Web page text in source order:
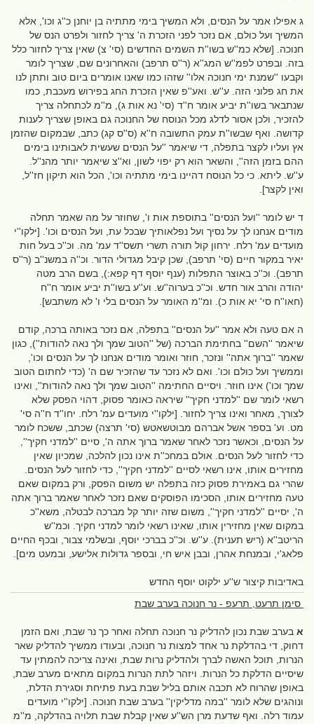
ג אפילו אמר על הנסים, ולא המשיך בימי מתתיה בן יוחנן כ''ג וכו', אלא
המשיך ועל כולם, אם נזכר לפני הזכרת ה' צריך לחזור ולפרט הנס של
חנוכה. [שלא כמ''ש בשו''ת השמים החדשים (סי' צ) שאין צריך לחזור כלל
בזה. ובפרט לפמ''ש המג''א (ר''ס תרפב) והאחרונים שם, שצריך לומר
וקבעו ''שמנת ימי חנוכה אלו'' שזהו כמו שאנו אומרים ביום טוב ותתן לנו
את חג פלוני הזה. ע''ש. ואע''פ שאין הזכרת החג בפירוש מעכבת, כמו
שנתבאר בשו''ת יביע אומר ח''ד (סי' נא אות ג), מ''מ לכתחלה צריך
להזכיר, ולכן אסור לדלג מכל הנוסח של החנוכה גם באופן שצריך לענות
קדושה. ואף שבשו''ת עמק התשובה ח''א (ס''ס קג) כתב, שבמקום שהזמן
אץ ועליו לקצר בתפלה, די שיאמר ''על הנסים שעשית לאבותינו בימים
ההם בזמן הזה'', והשאר הוא רק יפוי לשון, וא''צ שיאמר יותר מהנ''ל.
ע''ש. ליתא. כי כל הנוסח דהיינו בימי מתתיה וכו', הכל הוא תיקון חז''ל,
ואין לקצר].
ד יש לומר ''ועל הנסים'' בתוספת אות ו', שחוזר על מה שאמר תחלה
מודים אנחנו לך על נסיך ועל נפלאותיך שבכל עת, ועל הנסים וכו'. [ילקו''י
מועדים עמ' רלח. ירחון קול תורה תשרי תשס''ד עמ' מה. וכ''כ בעל חות
יאיר במקור חיים (סי' תרפב), שכן קיבל מגדולי הדור. וכ''ה במשנ''ב (ר''ס
תרפב). וכ''כ באוצר התפלות (ענף יוסף דף קפא:), בשם הרב מטה
יהודה והרב אור חדש. וכ''כ בערוה''ש. וע''ע בשו''ת יביע אומר ח''ח
(חאו''ח סי' יא אות כ). ומ''מ האומר על הנסים בלי ו' לא משתבש].
ה אם טעה ולא אמר ''על הנסים'' בתפלה, אם נזכר באותה ברכה, קודם
שיאמר ''השם'' בחתימת הברכה (של ''הטוב שמך ולך נאה להודות''), כגון
שאמר ''ברוך אתה'' ונזכר, חוזר ואומר מודים אנחנו לך על הנסים וכו',
וממשיך ועל כולם וכו'. ואם לא נזכר עד שהזכיר שם ה' (כדי לחתום הטוב
שמך וכו') אינו חוזר. ויסיים החתימה ''הטוב שמך ולך נאה להודות'', ואינו
רשאי לומר שם ''למדני חקיך'' שיראה כאומר פסוק, דהוי הפסק שלא
לצורך, מאחר ואינו צריך לחזור. [ילקו''י מועדים עמ' רלח. יחו''ד ח''ה סי'
מט. וע' בספר אשל אברהם מבוטשאטש (סי' תרצה) שכתב, ששכח לומר
על הנסים, וכאשר נזכר לאחר שאמר ברוך אתה ה', סיים ''למדני חקיך'',
כדי לחזור לעל הנסים. אולם במחכ''ת אינו נכון להלכה, שמכיון שאין
מחזירים אותו, אינו רשאי לסיים ''למדני חקיך'', כדי לחזור לעל הנסים.
שהרי גם באמירת פסוק כזה בתפלה יש משום הפסק, ורק במקום שאם
טעה מחזירים אותו, הסכימו הפוסקים שאם נזכר לאחר שאמר ברוך אתה
ה', יסיים ''למדני חקיך'', משום שזה יותר קל מברכה לבטלה, משא''כ
במקום שאין מחזירין אותו, שאינו רשאי לומר למדני חקיך. וכמ''ש
הריטב''א (ריש תענית). ע''ש. וכ''כ בברכי יוסף, ובשלמי צבור, ובכף החיים
פלאג'י, ובמנחת אהרן, ובבן איש חי, ובספר גדולות אלישע, ובמעט מים].
באדיבות קיצור ש''ע ילקוט יוסף החדש
סימן תרעט, תרעפ - נר חנוכה בערב שבת
א בערב שבת נכון להדליק נר חנוכה תחלה ואחר כך נר שבת, ואם הזמן
דחוק, די בהדלקת נר אחד למצות נר חנוכה, ובעודו ממשיך להדליק שאר
הנרות, תוכל האשה לברך ולהדליק נרות שבת, ואינה צריכה להמתין עד
שיסיים הדלקת כל הנרות. ויזהר לתת הנרות במקום מתאים מערב שבת,
באופן שהרוח לא תכבה אותם בליל שבת בעת פתיחת וסגירת הדלת,
ונוהגים שלא לומר ''במה מדליקין'' בערב שבת חנוכה. [ילקו''י מועדים
עמוד רלה. ואף שדעת מרן הש''ע שאין קבלת שבת תלויה בהדלקה, מ''מ